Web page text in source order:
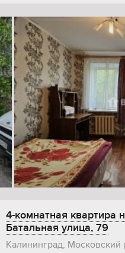
4-комнатная квартира
Батальная улица, 79
Калининград, Московский